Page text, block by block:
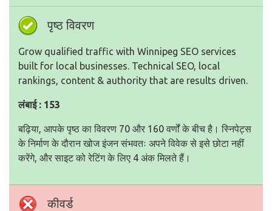
पृष्ठ विवरण
Grow qualified traffic with Winnipeg SEO services
built for local businesses. Technical SEO, local
rankings, content & authority that are results driven.
लंबाई : 153
बढ़िया, आपके पृष्ठ का विवरण 70 और 160 वर्णों के बीच है। स्निपेट्स
के निर्माण के दौरान खोज इंजन संभवतः अपने विवेक से इसे छोटा नहीं
करेंगे, और साइट को रेटिंग के लिए 4 अंक मिलते हैं।
कीवर्ड